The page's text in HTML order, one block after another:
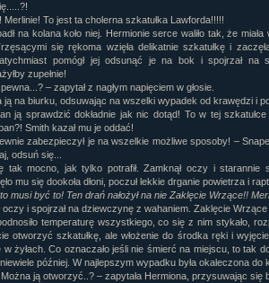
1,087
10,564
21,490
3,921
319,637
materiałów:
3,327
4,170
Merlinie! To jest ta cholerna szkatułka Lawforda!!!!!
na kolana koło niej. Hermionie serce waliło tak, że
się rękoma wzięła delikatnie szkatułkę i
pomógł jej odsunąć je na bok i spojrzał na
zupełnie!
– zapytał z nagłym napięciem w głosie.
ją na biurku, odsuwając na wszelki wypadek od krawędzi i
ją sprawdzić dokładnie jak nic dotąd! To w tej
Smith kazał mu je oddać!
zabezpieczył je na wszelkie możliwe sposoby! –
odsuń się...
tak mocno, jak tylko potrafił. Zamknął oczy i starannie
mu się dookoła dłoni, poczuł lekkie drganie powietrza i
musi być to! Ten drań nałożył na nie Zaklęcie Wrzące!!
oczy i spojrzał na dziewczynę z wahaniem. Zaklęcie
temperaturę wszystkiego, co się z nim stykało,
otworzyć szkatułkę, ale włożenie do środka ręki i
w żyłach. Co oznaczało jeśli nie śmierć na miejscu, to tak
niewiele później. W najlepszym wypadku była okaleczona do
ją otworzyć..? – zapytała Hermiona, przysuwając się